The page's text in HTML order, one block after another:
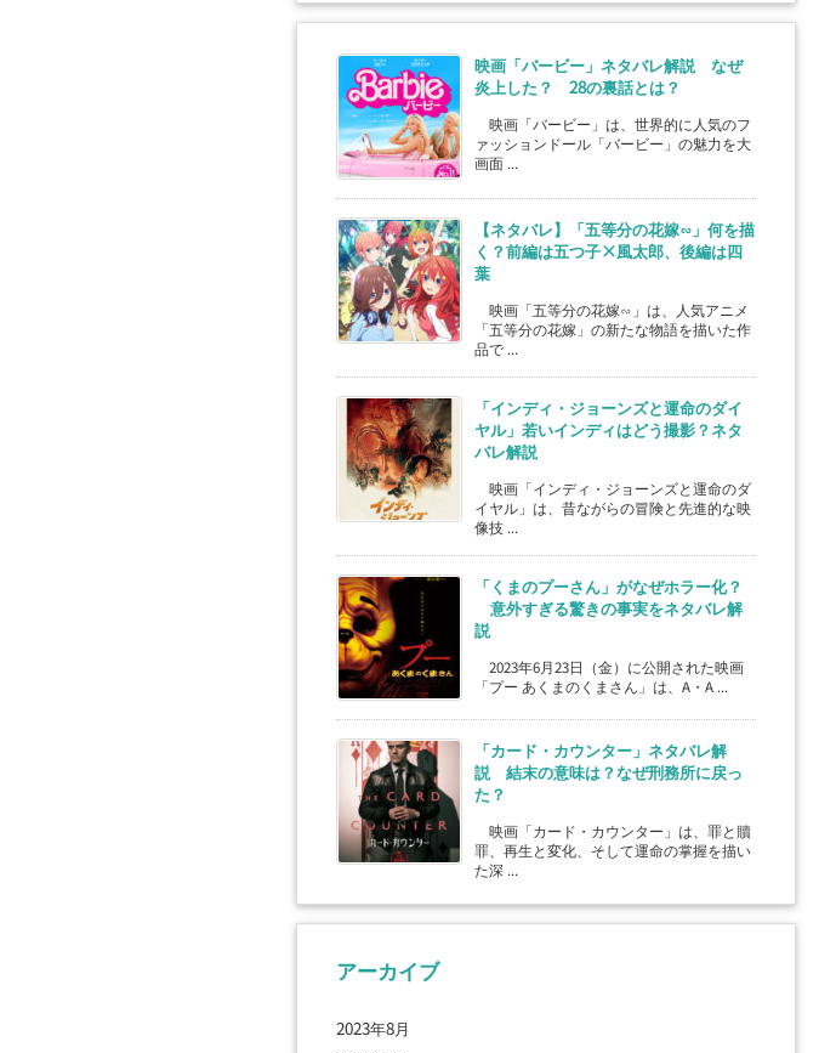
映画「バービー」ネタバレ解説 なぜ
炎上した？ 28の裏話とは？
映画「バービー」は、世界的に人気のフ
ァッションドール「バービー」の魅力を大
画面 ...
【ネタバレ】「五等分の花嫁∽」何を描
く？前編は五つ子×風太郎、後編は四
葉
映画「五等分の花嫁∽」は、人気アニメ
「五等分の花嫁」の新たな物語を描いた作
品で ...
「インディ・ジョーンズと運命のダイ
ヤル」若いインディはどう撮影？ネタ
バレ解説
映画「インディ・ジョーンズと運命のダ
イヤル」は、昔ながらの冒険と先進的な映
像技 ...
「くまのプーさん」がなぜホラー化？
意外すぎる驚きの事実をネタバレ解
説
2023年6月23日（金）に公開された映画
「プー あくまのくまさん」は、A・A ...
「カード・カウンター」ネタバレ解
説 結末の意味は？なぜ刑務所に戻っ
た？
映画「カード・カウンター」は、罪と贖
罪、再生と変化、そして運命の掌握を描い
た深 ...
アーカイブ
2023年8月